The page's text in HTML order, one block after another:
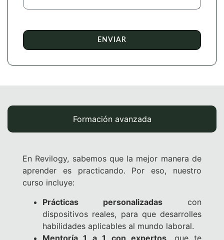
ENVIAR
Formación avanzada
En Revilogy, sabemos que la mejor manera de
aprender es practicando. Por eso, nuestro
curso incluye:
Prácticas personalizadas con
dispositivos reales, para que desarrolles
habilidades aplicables al mundo laboral.
Mentoría 1 a 1 con expertos, que te